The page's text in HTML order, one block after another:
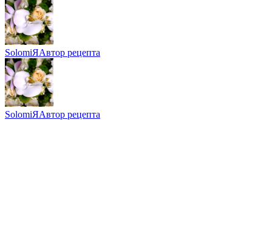
SolomiЯАвтор рецепта
SolomiЯАвтор рецепта